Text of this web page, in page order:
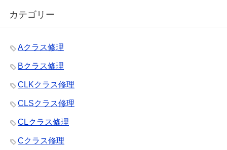
カテゴリー
Aクラス修理
Bクラス修理
CLKクラス修理
CLSクラス修理
CLクラス修理
Cクラス修理